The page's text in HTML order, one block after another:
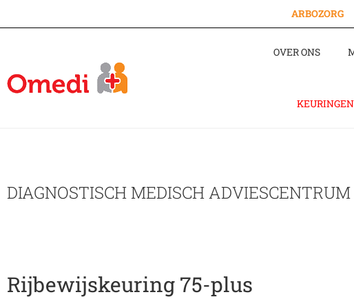
ARBOZORG
OVER ONS
KEURINGEN
DIAGNOSTISCH MEDISCH ADVIESCENTRUM
Rijbewijskeuring 75-plus